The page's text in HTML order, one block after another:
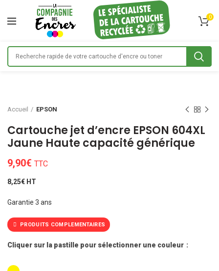
0
Accueil EPSON
Cartouche jet d’encre EPSON 604XL
Jaune Haute capacité générique
9,90€ TTC
8,25€ HT
Garantie 3 ans
PRODUITS COMPLEMENTAIRES
Cliquer sur la pastille pour sélectionner une couleur